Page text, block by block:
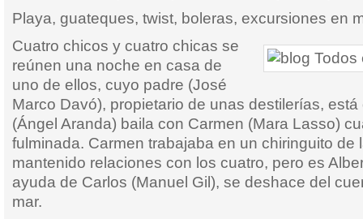
Playa, guateques, twist, boleras, excursiones en
Cuatro chicos y cuatro chicas se
reúnen una noche en casa de
uno de ellos, cuyo padre (José
Marco Davó), propietario de unas destilerías, está
(Ángel Aranda) baila con Carmen (Mara Lasso)
fulminada. Carmen trabajaba en un chiringuito de
mantenido relaciones con los cuatro, pero es
ayuda de Carlos (Manuel Gil), se deshace del
mar.